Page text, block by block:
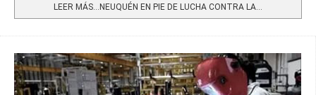
LEER MÁS…NEUQUÉN EN PIE DE LUCHA CONTRA LA...